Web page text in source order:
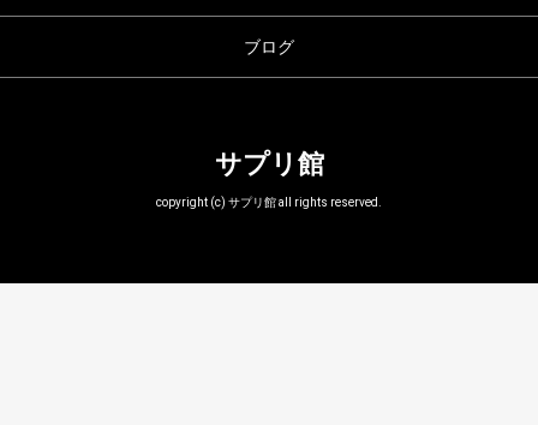
ブログ
サプリ館
copyright (c) サプリ館 all rights reserved.